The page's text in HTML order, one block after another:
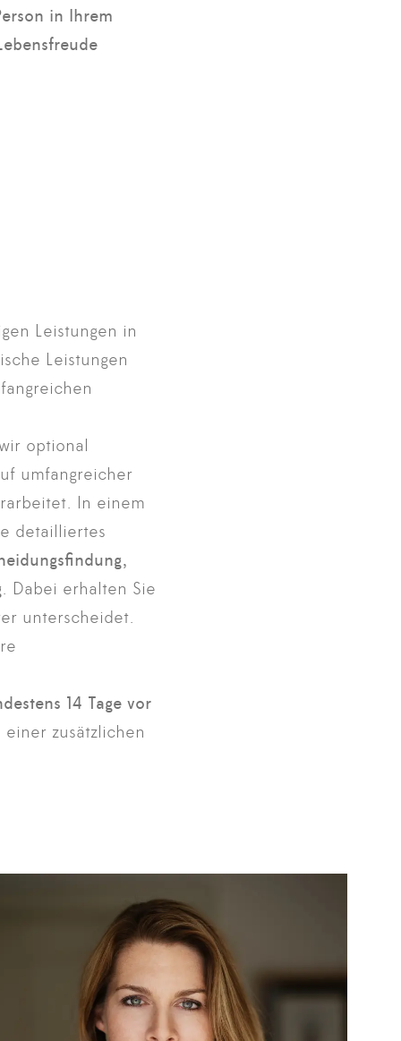
in Ihrem
Leistungen in
Leistungen
optional
umfangreicher
In einem
detailliertes
. Dabei erhalten Sie
unterscheidet.
14 Tage vor
zusätzlichen